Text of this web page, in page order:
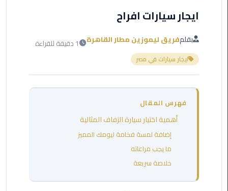
ليموزين
العرب
ليموزين
العرب
ايجار سيارات افراح
بقلمفريق ليموزين مطار القاهرة 1 دقيقة للقراءة
ايجار سيارات في مصر
فهرس المقال
أهمية اختيار سيارة الزفاف المثالية
إضافة لمسة فخامة ليومك المميز
ما يجب مراعاته
خلاصة سريعة